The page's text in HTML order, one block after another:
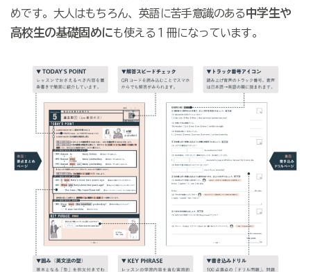
めです。大人はもちろん、英語に苦手意識のある中学生や
高校生の基礎固めにも使える１冊になっています。